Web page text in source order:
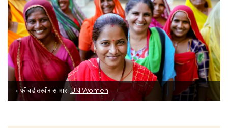
» फीचर्ड तस्वीर साभार: UN Women